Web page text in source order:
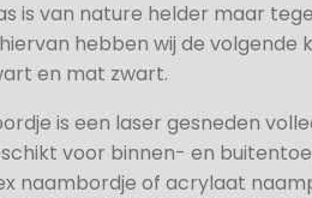
is van nature helder maar
hebben wij de volgende
en mat zwart.
is een laser gesneden
voor binnen- en
naambordje of acrylaat